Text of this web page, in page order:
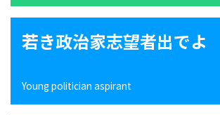
若き政治家志望者出でよ
Young politician aspirant